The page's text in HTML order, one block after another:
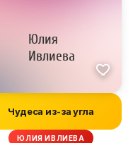
Чудеса из-за угла
ЮЛИЯ ИВЛИЕВА